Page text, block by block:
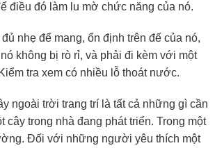
điều đó làm lu mờ chức năng của nó.
nhẹ để mang, ổn định trên đế của nó,
không bị rò rỉ, và phải đi kèm với một
tra xem có nhiều lỗ thoát nước.
ngoài trời trang trí là tất cả những gì cần
cây trong nhà đang phát triển. Trong một
Đối với những người yêu thích một